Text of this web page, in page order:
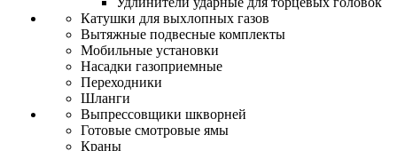
Катушки для выхлопных газов
Вытяжные подвесные комплекты
Мобильные установки
Насадки газоприемные
Переходники
Шланги
Выпрессовщики шкворней
Готовые смотровые ямы
Краны